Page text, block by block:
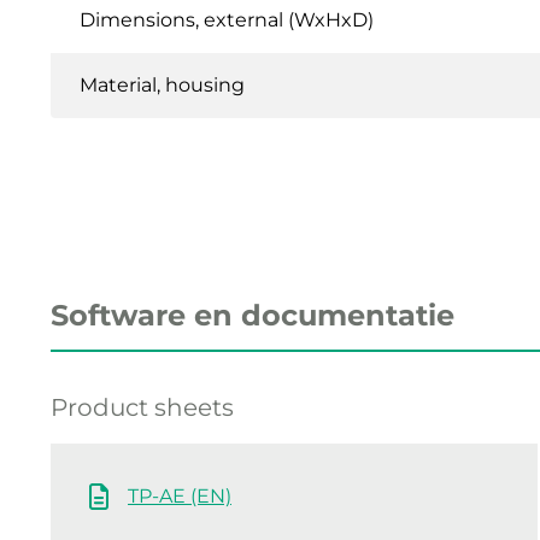
Dimensions, external (WxHxD)
Material, housing
Software en documentatie
Product sheets
TP-AE (EN)